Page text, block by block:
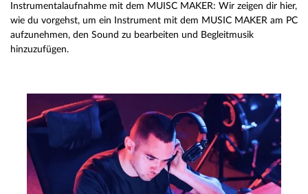
Instrumentalaufnahme mit dem MUISC MAKER: Wir zeigen dir hier,
wie du vorgehst, um ein Instrument mit dem MUSIC MAKER am PC
aufzunehmen, den Sound zu bearbeiten und Begleitmusik
hinzuzufügen.